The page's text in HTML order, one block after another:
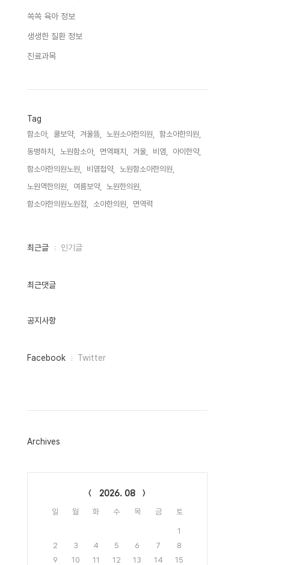
쏙쏙 육아 정보
생생한 질환 정보
진료과목
Tag
함소아, 쿨보약, 겨울뜸, 노원소아한의원,
함소아한의원,
동병하치,
노원함소아, 면역패치, 겨울, 비염,
아이한약,
함소아한의원노원,
비염첩약,
노원함소아한의원,
노원역한의원,
여름보약,
노원한의원,
함소아한의원노원점,
소아한의원, 면역력,
최
인
최근글 인기글
최근댓글
공지사항
페
그
Facebook Twitter
Archives
2026. 08
일 월 화 수 목 금 토
1
2
3 4 5 6 7
8
9
10 11 12 13 14
15